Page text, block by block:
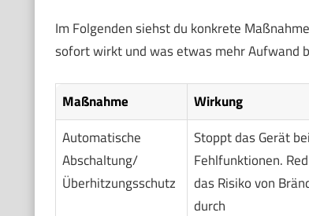
Im Folgenden siehst du konkrete
sofort wirkt und was etwas mehr Aufwand
Maßnahme Wirkung
Automatische
Abschaltung/
Überhitzungsschutz
Stoppt das Gerät bei
Fehlfunktionen.
das Risiko von
durch